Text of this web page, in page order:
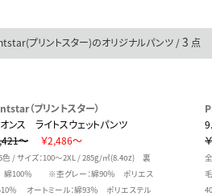
プリントスター)のオリジナルパンツ /3 点
（プリントスター）
ンス ライトスウェットパンツ
～
￥2,486～
色 / サイズ：100～2XL / 285g/㎡(8.4oz) 裏
100％ ※杢グレー：綿90％ ポリエス
10％ オートミール：綿93％ ポリエステル